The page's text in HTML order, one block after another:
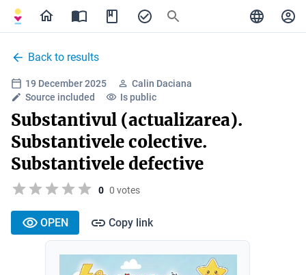
Back to results
19 December 2025
Calin Daciana
Source included
Is public
Substantivul (actualizarea).
Substantivele colective.
Substantivele defective
0 0 votes
OPEN Copy link